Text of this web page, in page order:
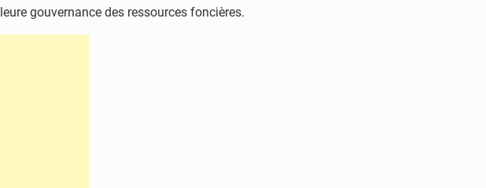
gouvernance des ressources foncières.